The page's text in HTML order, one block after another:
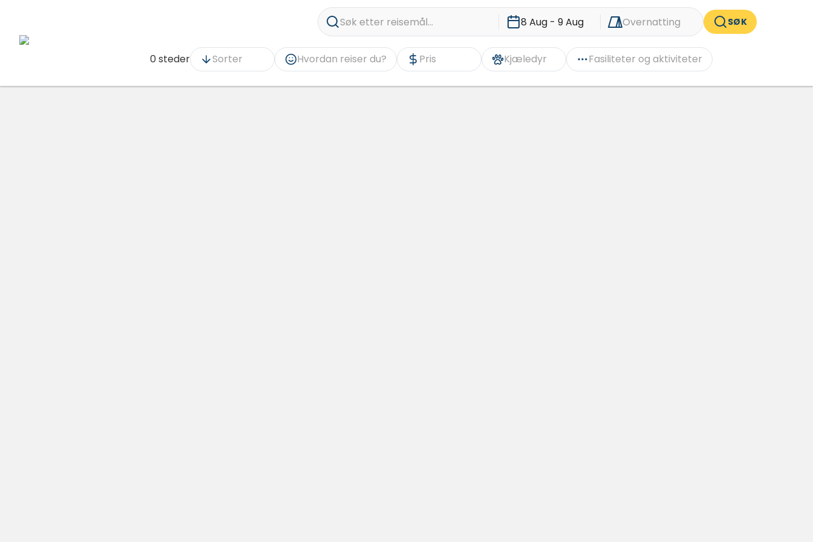
Søk etter reisemål... 8 Aug - 9 Aug Overnatting SØK
0 steder Sorter Hvordan reiser du? Pris Kjæledyr Fasiliteter og aktiviteter